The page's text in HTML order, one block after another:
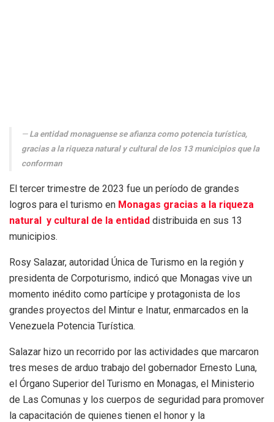
La entidad monaguense se afianza como potencia turística,
gracias a la riqueza natural y cultural de los 13 municipios que la
conforman
El tercer trimestre de 2023 fue un período de grandes
logros para el turismo en Monagas gracias a la riqueza
natural y cultural de la entidad distribuida en sus 13
municipios.
Rosy Salazar, autoridad Única de Turismo en la región y
presidenta de Corpoturismo, indicó que Monagas vive un
momento inédito como partícipe y protagonista de los
grandes proyectos del Mintur e Inatur, enmarcados en la
Venezuela Potencia Turística.
Salazar hizo un recorrido por las actividades que marcaron
tres meses de arduo trabajo del gobernador Ernesto Luna,
el Órgano Superior del Turismo en Monagas, el Ministerio
de Las Comunas y los cuerpos de seguridad para promover
la capacitación de quienes tienen el honor y la